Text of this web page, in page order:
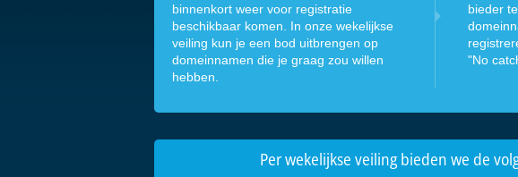
binnenkort weer voor registratie
beschikbaar komen. In onze wekelijkse
veiling kun je een bod uitbrengen op
domeinnamen die je graag zou willen
hebben.
bieder
"No
Per wekelijkse veiling bieden we de